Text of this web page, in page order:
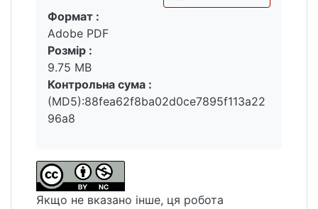
Вантажиться...
Формат :
Adobe PDF
Розмір :
9.75 MB
Контрольна сума :
(MD5):88fea62f8ba02d0ce7895f113a22
96a8
Якщо не вказано інше, ця робота